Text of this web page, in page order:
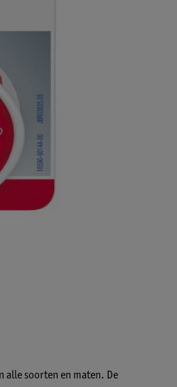
alle soorten en maten. De